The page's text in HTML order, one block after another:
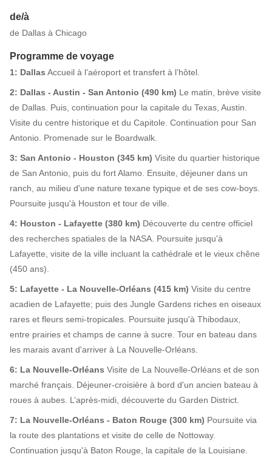
de/à
de Dallas à Chicago
Programme de voyage
1: Dallas Accueil à l’aéroport et transfert à l’hôtel.
2: Dallas - Austin - San Antonio (490 km) Le matin, brève visite
de Dallas. Puis, continuation pour la capitale du Texas, Austin.
Visite du centre historique et du Capitole. Continuation pour San
Antonio. Promenade sur le Boardwalk.
3: San Antonio - Houston (345 km) Visite du quartier historique
de San Antonio, puis du fort Alamo. Ensuite, déjeuner dans un
ranch, au milieu d'une nature texane typique et de ses cow-boys.
Poursuite jusqu'à Houston et tour de ville.
4: Houston - Lafayette (380 km) Découverte du centre officiel
des recherches spatiales de la NASA. Poursuite jusqu'à
Lafayette, visite de la ville incluant la cathédrale et le vieux chêne
(450 ans).
5: Lafayette - La Nouvelle-Orléans (415 km) Visite du centre
acadien de Lafayette; puis des Jungle Gardens riches en oiseaux
rares et fleurs semi-tropicales. Poursuite jusqu'à Thibodaux,
entre prairies et champs de canne à sucre. Tour en bateau dans
les marais avant d'arriver à La Nouvelle-Orléans.
6: La Nouvelle-Orléans Visite de La Nouvelle-Orléans et de son
marché français. Déjeuner-croisière à bord d'un ancien bateau à
roues à aubes. L’après-midi, découverte du Garden District.
7: La Nouvelle-Orléans - Baton Rouge (300 km) Poursuite via
la route des plantations et visite de celle de Nottoway.
Continuation jusqu'à Baton Rouge, la capitale de la Louisiane.